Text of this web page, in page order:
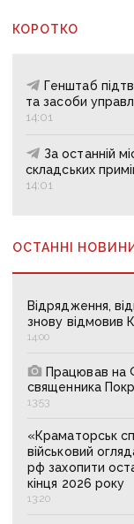
КОРОТКО
Генштаб
та засоби
14:01
За останній
складських
14:01
ОСТАННІ
Відрядження,
знову відмовив
14:00
Працював на
священника
13:53
«Краматорськ
військовий
рф захопити
кінця 2026 року
13:20